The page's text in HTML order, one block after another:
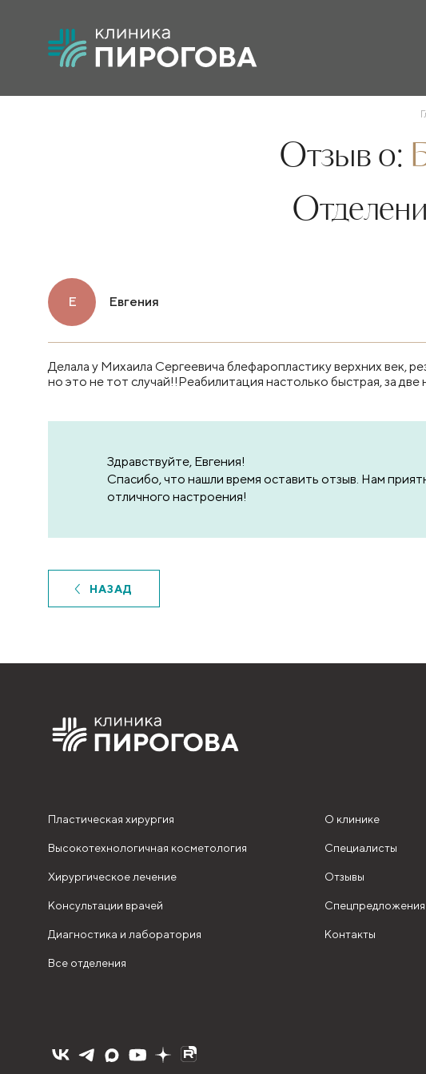
Отзыв о:
Е Евгения
Делала у Михаила Сергеевича блефаропластику верхних век,
но это не тот случай!!Реабилитация настолько быстрая, за
Здравствуйте, Евгения!
Спасибо, что нашли время оставить отзыв. Нам
отличного настроения!
НАЗАД
Пластическая хирургия
Высокотехнологичная косметология
Хирургическое лечение
Консультации врачей
Диагностика и лаборатория
Все отделения
О клинике
Специалисты
Отзывы
Спецпредложения
Контакты